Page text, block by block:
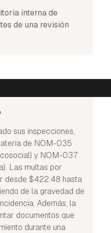
interna de
de una revisión
sus inspecciones,
de NOM-035
y NOM-037
Las multas por
desde $422.48 hasta
de la gravedad de
Además, la
documentos que
durante una